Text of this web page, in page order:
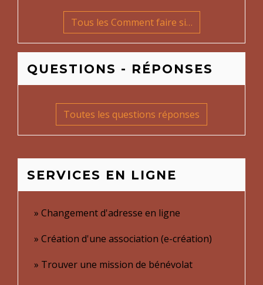
Tous les Comment faire si…
QUESTIONS - RÉPONSES
Toutes les questions réponses
SERVICES EN LIGNE
Changement d'adresse en ligne
Création d'une association (e-création)
Trouver une mission de bénévolat